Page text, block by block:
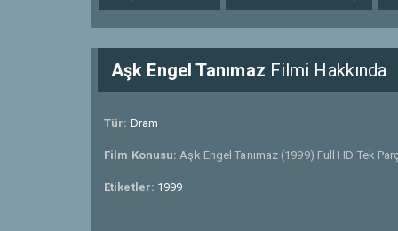
Aşk Engel Tanımaz Filmi Hakkında
Tür: Dram
Film Konusu:Aşk Engel Tanımaz (1999) Full HD Tek
Etiketler: 1999